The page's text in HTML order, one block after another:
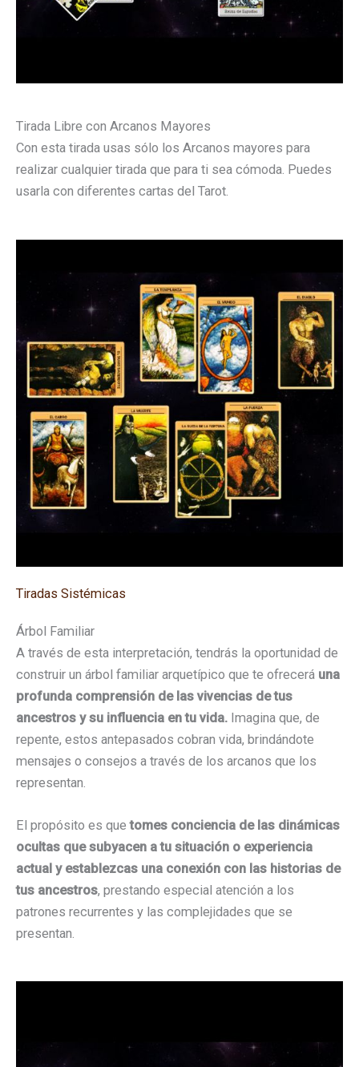
Tirada Libre con Arcanos Mayores
Con esta tirada usas sólo los Arcanos mayores para
realizar cualquier tirada que para ti sea cómoda. Puedes
usarla con diferentes cartas del Tarot.
Tiradas Sistémicas
Árbol Familiar
A través de esta interpretación, tendrás la oportunidad de
construir un árbol familiar arquetípico que te ofrecerá una
profunda comprensión de las vivencias de tus
ancestros y su influencia en tu vida. Imagina que, de
repente, estos antepasados cobran vida, brindándote
mensajes o consejos a través de los arcanos que los
representan.
El propósito es quetomes conciencia de las dinámicas
ocultas que subyacen a tu situación o experiencia
actual y establezcas una conexión con las historias de
tus ancestros, prestando especial atención a los
patrones recurrentes y las complejidades que se
presentan.